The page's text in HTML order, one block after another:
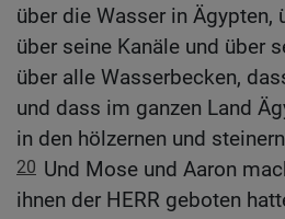
über die Wasser in Ägypten,
über seine Kanäle und über
über alle Wasserbecken,
und dass im ganzen Land
in den hölzernen und
20 Und Mose und Aaron
ihnen der HERR geboten